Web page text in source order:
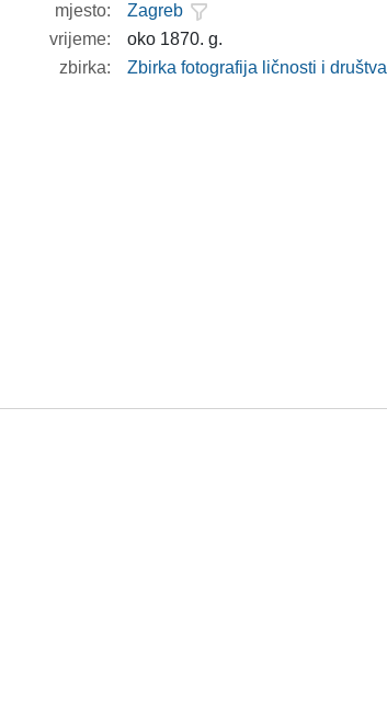
mjesto:
Zagreb
vrijeme:
oko 1870. g.
zbirka:
Zbirka fotografija ličnosti i društva